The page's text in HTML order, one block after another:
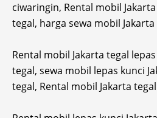
ciwaringin, Rental mobil
tegal, harga sewa mobil Jakarta
Rental mobil Jakarta tegal
tegal, sewa mobil lepas kunci
tegal, Rental mobil Jakarta